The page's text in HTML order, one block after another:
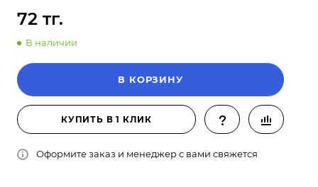
72 тг.
В наличии
В КОРЗИНУ
КУПИТЬ В 1 КЛИК
Оформите заказ и менеджер с вами свяжется